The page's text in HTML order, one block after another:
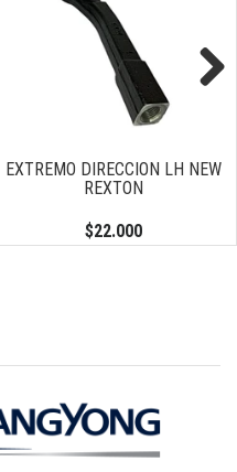
EXTREMO DIRECCION LH NEW
REXTON
$22.000